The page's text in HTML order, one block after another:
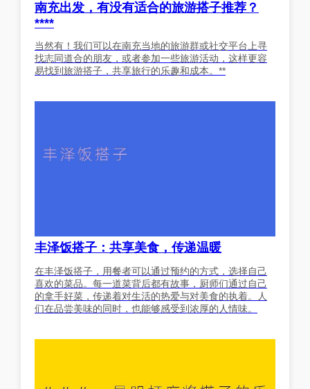
南充出发，有没有适合的旅游搭子推荐？
****
当然有！我们可以在南充当地的旅游群或社交平台上寻
找志同道合的朋友，或者参加一些旅游活动，这样更容
易找到旅游搭子，共享旅行的乐趣和成本。**
丰泽饭搭子：共享美食，传递温暖
在丰泽饭搭子，用餐者可以通过预约的方式，选择自己
喜欢的菜品。每一道菜背后都有故事，厨师们通过自己
的拿手好菜，传递着对生活的热爱与对美食的执着。人
们在品尝美味的同时，也能够感受到浓厚的人情味。